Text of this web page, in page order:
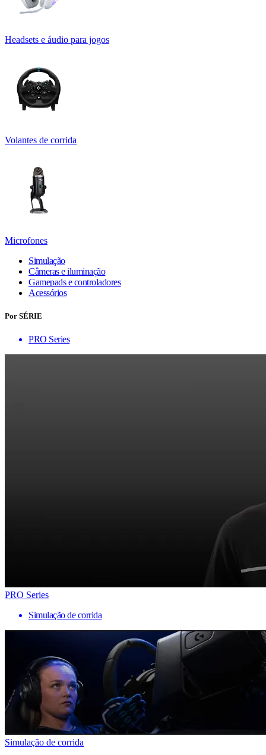
Headsets e áudio para jogos
Volantes de corrida
Microfones
Simulação
Câmeras e iluminação
Gamepads e controladores
Acessórios
Por SÉRIE
PRO Series
PRO Series
Simulação de corrida
Simulação de corrida